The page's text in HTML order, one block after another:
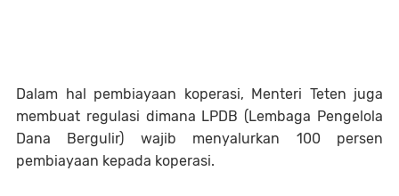
Dalam hal pembiayaan koperasi, Menteri Teten juga
membuat regulasi dimana LPDB (Lembaga Pengelola
Dana Bergulir) wajib menyalurkan 100 persen
pembiayaan kepada koperasi.